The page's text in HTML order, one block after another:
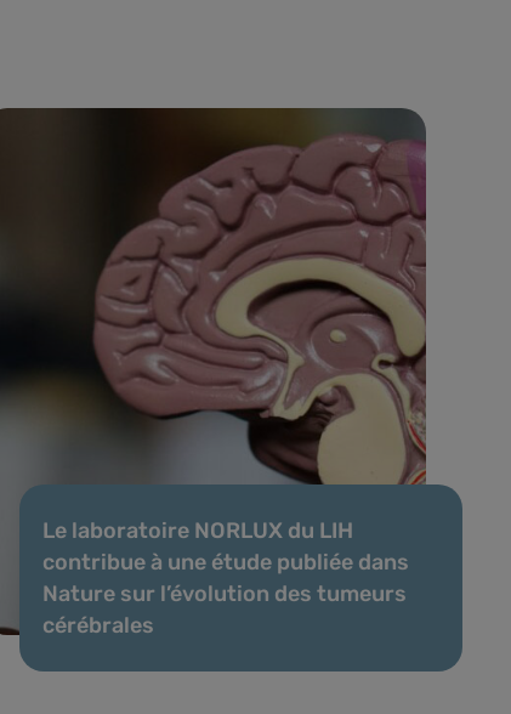
Le laboratoire NORLUX du LIH
contribue à une étude publiée dans
Nature sur l’évolution des tumeurs
cérébrales